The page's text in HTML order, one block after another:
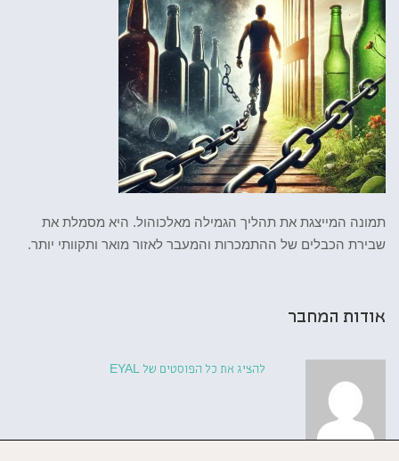
תמונה המייצגת את תהליך הגמילה מאלכוהול. היא מסמלת את
שבירת הכבלים של ההתמכרות והמעבר לאזור מואר ותקוותי יותר.
אודות המחבר
להציג את כל הפוסטים של EYAL